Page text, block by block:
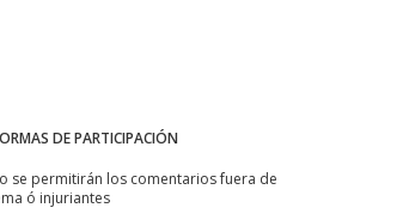
DE PARTICIPACIÓN
se permitirán los comentarios fuera de
ó injuriantes